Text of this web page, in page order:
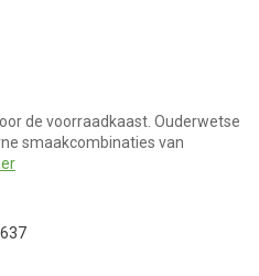
de voorraadkaast. Ouderwetse
smaakcombinaties van